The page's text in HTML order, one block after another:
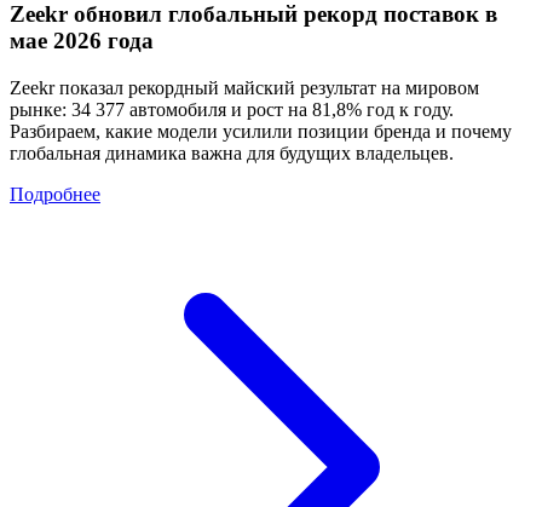
Zeekr обновил глобальный рекорд поставок в
мае 2026 года
Zeekr показал рекордный майский результат на мировом
рынке: 34 377 автомобиля и рост на 81,8% год к году.
Разбираем, какие модели усилили позиции бренда и почему
глобальная динамика важна для будущих владельцев.
Подробнее